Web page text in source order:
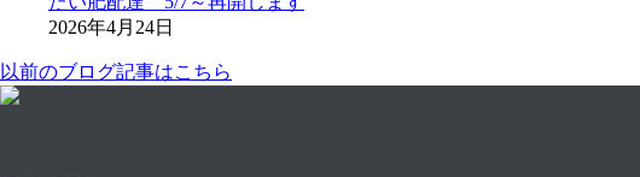
2026年4月24日
以前のブログ記事はこちら